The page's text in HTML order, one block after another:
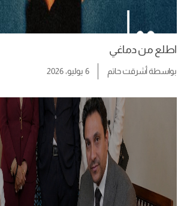
اطلع من دماغي
بواسطةأشرقت حاتم 6 يوليو، 2026